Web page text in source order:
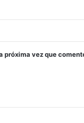
próxima vez que